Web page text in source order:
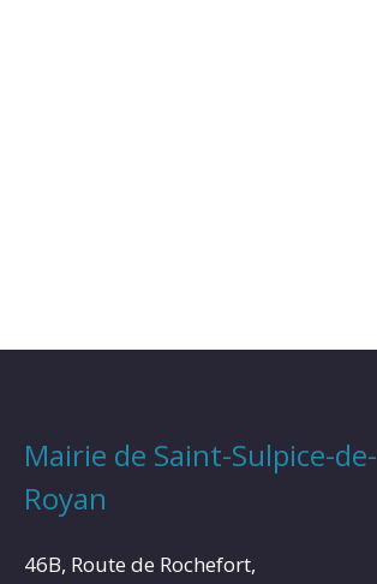
Mairie de Saint-Sulpice-de-
Royan
46B, Route de Rochefort,